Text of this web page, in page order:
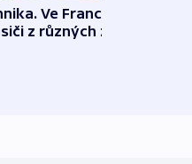
Ve Francii
z různých zemí